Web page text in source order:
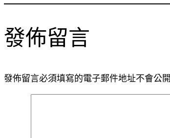
發佈留言
發佈留言必須填寫的電子郵件地址不會公開